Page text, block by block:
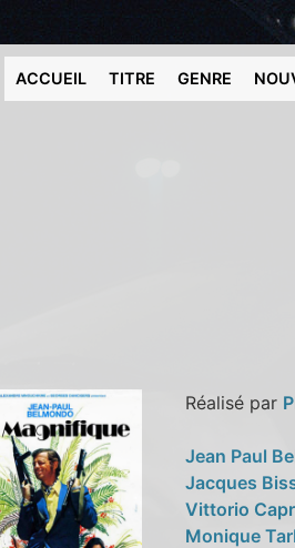
ACCUEIL TITRE GENRE
Réalisé par
Jean Paul
Jacques
Vittorio
Monique